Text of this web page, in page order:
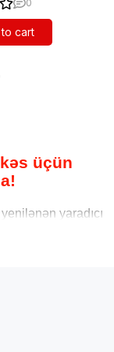
с маками",
картонная
0
cart
üçün
yaradıcı
maraqlı
verir. Gərgin
bir neçə
fəaliyyətlə